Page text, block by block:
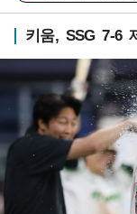
키움, SSG 7-6